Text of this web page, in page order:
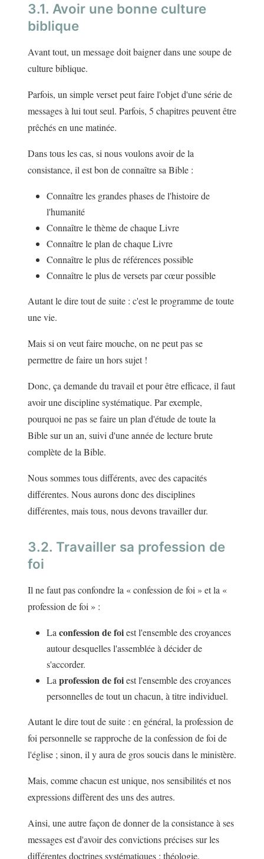
3.1. Avoir une bonne culture
biblique
Avant tout, un message doit baigner dans une soupe de
culture biblique.
Parfois, un simple verset peut faire l'objet d'une série de
messages à lui tout seul. Parfois, 5 chapitres peuvent être
prêchés en une matinée.
Dans tous les cas, si nous voulons avoir de la
consistance, il est bon de connaître sa Bible :
Connaître les grandes phases de l'histoire de
l'humanité
Connaître le thème de chaque Livre
Connaître le plan de chaque Livre
Connaître le plus de références possible
Connaître le plus de versets par cœur possible
Autant le dire tout de suite : c'est le programme de toute
une vie.
Mais si on veut faire mouche, on ne peut pas se
permettre de faire un hors sujet !
Donc, ça demande du travail et pour être efficace, il faut
avoir une discipline systématique. Par exemple,
pourquoi ne pas se faire un plan d'étude de toute la
Bible sur un an, suivi d'une année de lecture brute
complète de la Bible.
Nous sommes tous différents, avec des capacités
différentes. Nous aurons donc des disciplines
différentes, mais tous, nous devons travailler dur.
3.2. Travailler sa profession de
foi
Il ne faut pas confondre la « confession de foi » et la «
profession de foi » :
Laconfession de foiest l'ensemble des croyances
autour desquelles l'assemblée à décider de
s'accorder.
Laprofession de foiest l'ensemble des croyances
personnelles de tout un chacun, à titre individuel.
Autant le dire tout de suite : en général, la profession de
foi personnelle se rapproche de la confession de foi de
l'église ; sinon, il y aura de gros soucis dans le ministère.
Mais, comme chacun est unique, nos sensibilités et nos
expressions diffèrent des uns des autres.
Ainsi, une autre façon de donner de la consistance à ses
messages est d'avoir des convictions précises sur les
différentes doctrines systématiques : théologie,